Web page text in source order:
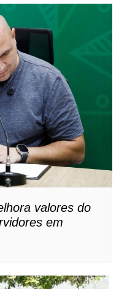
valores do
em